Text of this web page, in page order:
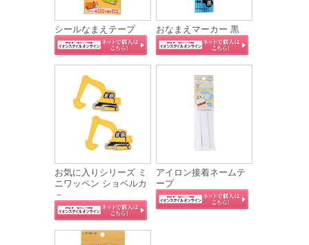
シールなまえテープ おなまえマーカー 黒
お気に入りシリーズ ミ
ニワッペン ショベルカ
－
アイロン接着ネームテ
ープ